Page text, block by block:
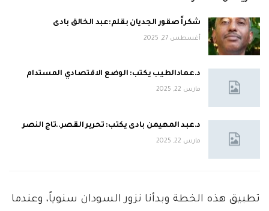
شكراً صقور الجديان بقلم:عبد الخالق بادى
أغسطس 27, 2025
د.عمادالطيب يكتب: الوضع الاقتصادي المستدام
مارس 22, 2025
د.عبد المهيمن بادى يكتب: تحرير القصر..تاج النصر
مارس 22, 2025
تطبيق هذه الخطة وبدأنا نزور السودان سنوياً، وعندما